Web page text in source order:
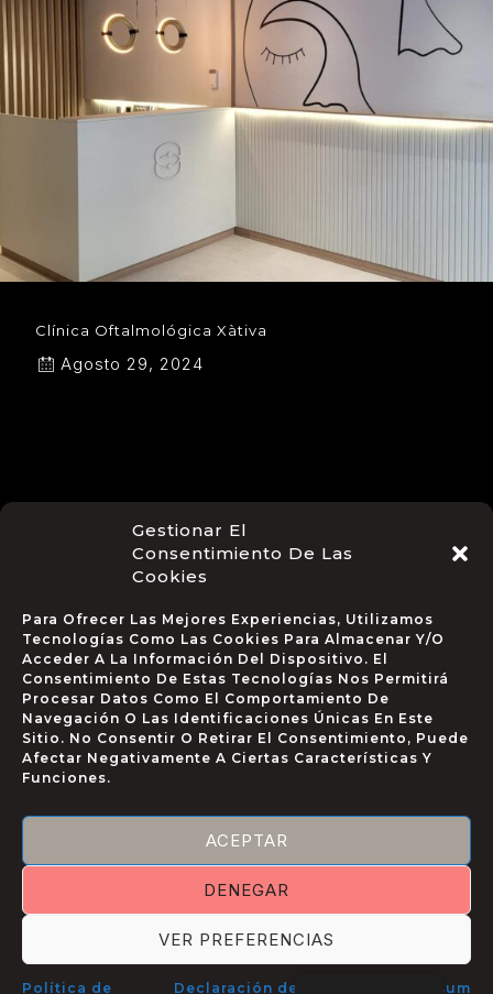
Gestionar El
Consentimiento De Las
Cookies
Para Ofrecer Las Mejores Experiencias, Utilizamos
Tecnologías Como Las Cookies Para Almacenar Y/o
Acceder A La Información Del Dispositivo. El
Consentimiento De Estas Tecnologías Nos Permitirá
Procesar Datos Como El Comportamiento De
Navegación O Las Identificaciones Únicas En Este
Sitio. No Consentir O Retirar El Consentimiento, Puede
Afectar Negativamente A Ciertas Características Y
Funciones.
ACEPTAR
DENEGAR
VER PREFERENCIAS
Política de Declaración de Impressum
Clínica Oftalmológica Xàtiva
Agosto 29, 2024
CÓMO
CONTACTAR
+34 634 12
65 42
Paseo
Republica
de Malta 3,
de la
Valencia.
AVISO
LEGAL
Política De
Cookies
Política De
Privacidad